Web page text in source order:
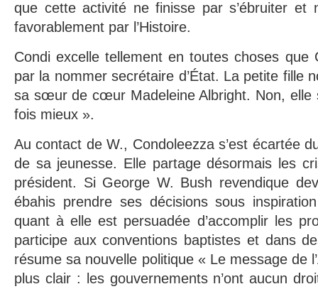
que cette activité ne finisse par s’ébruiter et
favorablement par l’Histoire.
Condi excelle tellement en toutes choses que
par la nommer secrétaire d’État. La petite fille
sa sœur de cœur Madeleine Albright. Non, elle
fois mieux ».
Au contact de W., Condoleezza s’est écartée
de sa jeunesse. Elle partage désormais les
président. Si George W. Bush revendique
ébahis prendre ses décisions sous
quant à elle est persuadée d’accomplir les
participe aux conventions baptistes et dans
résume sa nouvelle politique « Le message de
plus clair : les gouvernements n’ont aucun